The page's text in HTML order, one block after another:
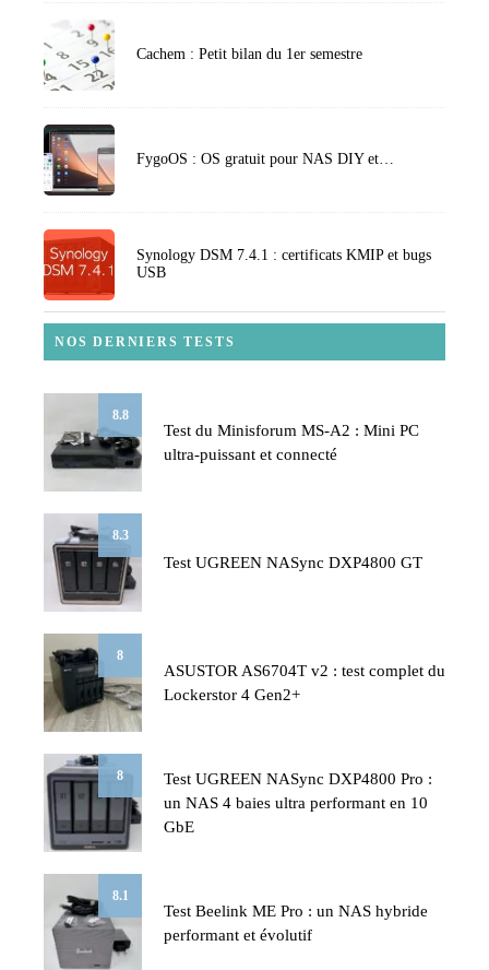
Cachem : Petit bilan du 1er semestre
FygoOS : OS gratuit pour NAS DIY et…
Synology DSM 7.4.1 : certificats KMIP et bugs
USB
NOS DERNIERS TESTS
8.8
Test du Minisforum MS-A2 : Mini PC
ultra-puissant et connecté
8.3
Test UGREEN NASync DXP4800 GT
8
ASUSTOR AS6704T v2 : test complet du
Lockerstor 4 Gen2+
8
Test UGREEN NASync DXP4800 Pro :
un NAS 4 baies ultra performant en 10
GbE
8.1
Test Beelink ME Pro : un NAS hybride
performant et évolutif